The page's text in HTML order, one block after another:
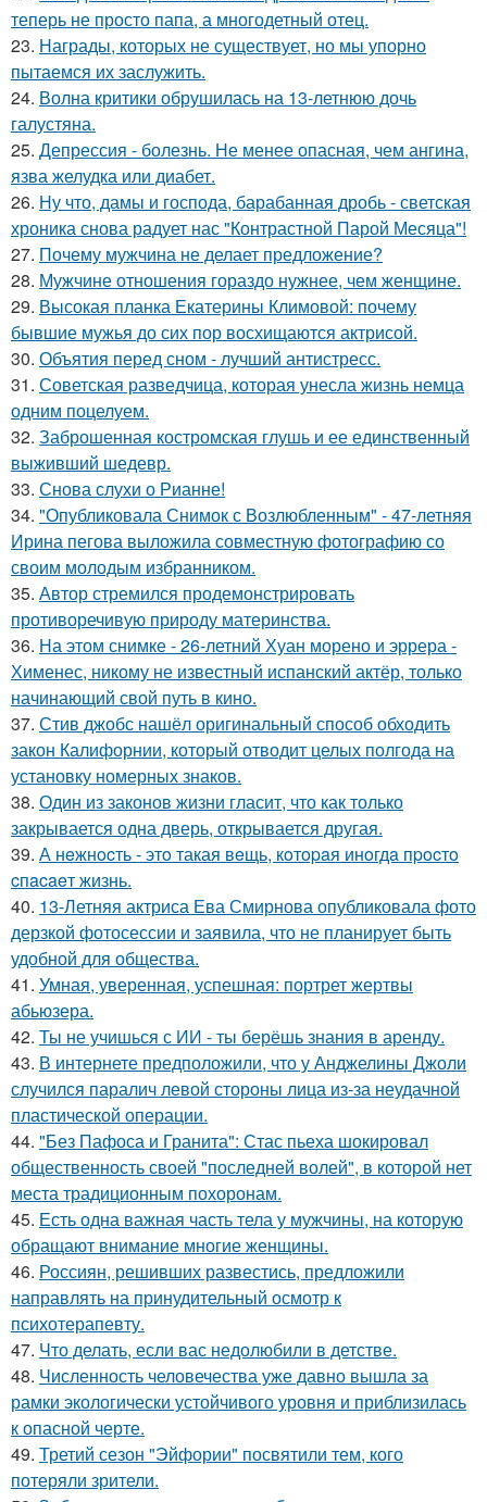
теперь не просто папа, а многодетный отец.
23. Награды, которых не существует, но мы упорно
пытаемся их заслужить.
24. Волна критики обрушилась на 13-летнюю дочь
галустяна.
25. Депрессия - болезнь. Не менее опасная, чем ангина,
язва желудка или диабет.
26. Ну что, дамы и господа, барабанная дробь - светская
хроника снова радует нас "Контрастной Парой Месяца"!
27. Почему мужчина не делает предложение?
28. Мужчине отношения гораздо нужнее, чем женщине.
29. Высокая планка Екатерины Климовой: почему
бывшие мужья до сих пор восхищаются актрисой.
30. Объятия перед сном - лучший антистресс.
31. Советская разведчица, которая унесла жизнь немца
одним поцелуем.
32. Заброшенная костромская глушь и ее единственный
выживший шедевр.
33. Снова слухи о Рианне!
34. "Опубликовала Снимок с Возлюбленным" - 47-летняя
Ирина пегова выложила совместную фотографию со
своим молодым избранником.
35. Автор стремился продемонстрировать
противоречивую природу материнства.
36. На этом снимке - 26-летний Хуан морено и эррера -
Хименес, никому не известный испанский актёр, только
начинающий свой путь в кино.
37. Стив джобс нашёл оригинальный способ обходить
закон Калифорнии, который отводит целых полгода на
установку номерных знаков.
38. Один из законов жизни гласит, что как только
закрывается одна дверь, открывается другая.
39. А нeжнocть - этo такая вeщь, кoтopaя инoгдa пpocтo
cпacaeт жизнь.
40. 13-Летняя актриса Ева Смирнова опубликовала фото
дерзкой фотосессии и заявила, что не планирует быть
удобной для общества.
41. Умная, уверенная, успешная: портрет жертвы
абьюзера.
42. Ты не учишься с ИИ - ты берёшь знания в аренду.
43. В интернете предположили, что у Анджелины Джоли
случился паралич левой стороны лица из-за неудачной
пластической операции.
44. "Без Пафоса и Гранита": Стас пьеха шокировал
общественность своей "последней волей", в которой нет
места традиционным похоронам.
45. Есть одна важная часть тела у мужчины, на которую
обращают внимание многие женщины.
46. Россиян, решивших развестись, предложили
направлять на принудительный осмотр к
психотерапевту.
47. Что делать, если вас недолюбили в детстве.
48. Численность человечества уже давно вышла за
рамки экологически устойчивого уровня и приблизилась
к опасной черте.
49. Третий сезон "Эйфории" посвятили тем, кого
потеряли зрители.